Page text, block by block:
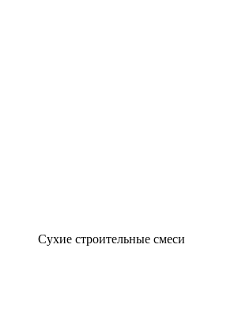
Сухие строительные смеси